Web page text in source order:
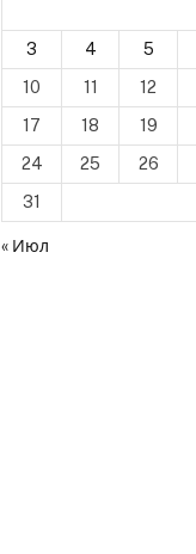
3
4 5
10
11 12
17
18 19
24
25 26
31
« Июл